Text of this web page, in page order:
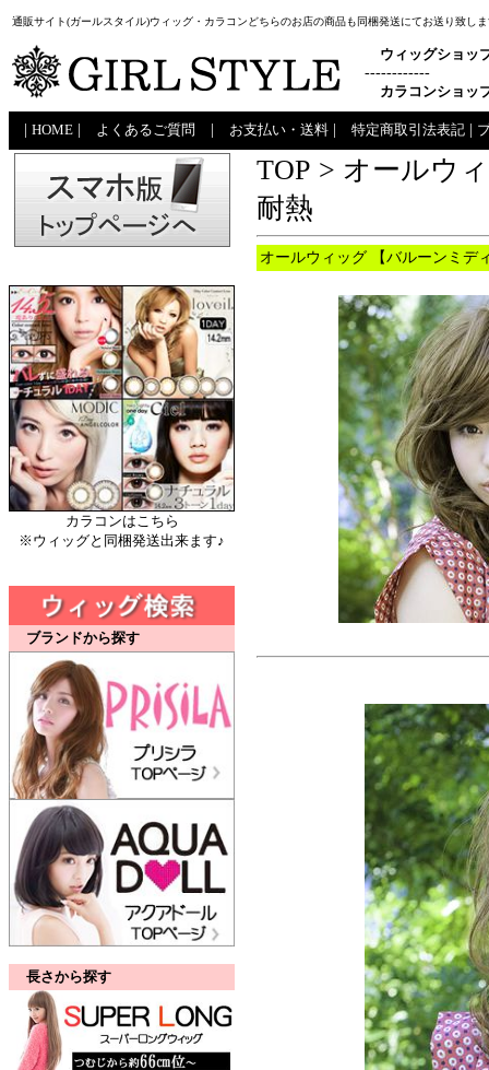
通販サイト(ガールスタイル)ウィッグ・カラコンどちらのお店の商品も同梱発送にてお送り致し
ウィッグショッ
------------
カラコンショッ
HOME よくあるご質問 お支払い・送料 特定商取引法表記
カラコンはこちら
※ウィッグと同梱発送出来ます♪
ブランドから探す
長さから探す
TOP > オールウ
耐熱
オールウィッグ 【バルーンミデ